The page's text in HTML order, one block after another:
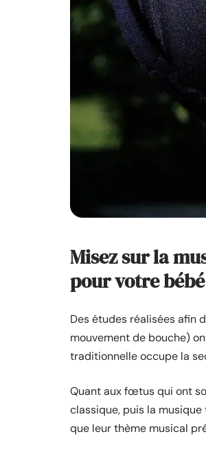
Misez sur la
pour votre bébé
Des études réalisées afin
mouvement de bouche)
traditionnelle occupe la
Quant aux fœtus qui ont
classique, puis la
que leur thème musical